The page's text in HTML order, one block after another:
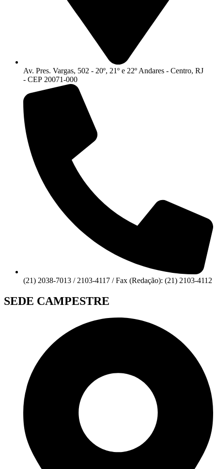
Av. Pres. Vargas, 502 - 20º, 21º e 22º Andares - Centro, RJ
- CEP 20071-000
(21) 2038-7013 / 2103-4117 / Fax (Redação): (21) 2103-4112
SEDE CAMPESTRE